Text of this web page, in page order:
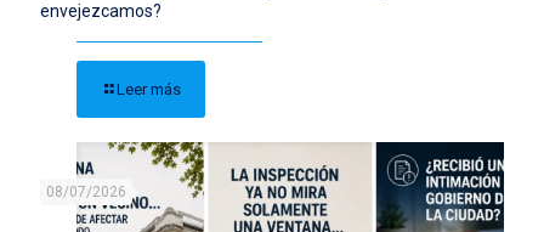
envejezcamos?
Leer más
08/07/2026